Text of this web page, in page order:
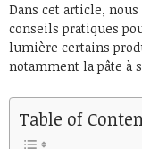
Dans cet article,
conseils pratiques
lumière certains
notamment la pâte à
Table of